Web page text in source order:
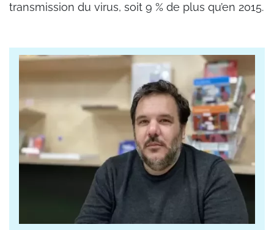
transmission du virus, soit 9 % de plus qu’en 2015.